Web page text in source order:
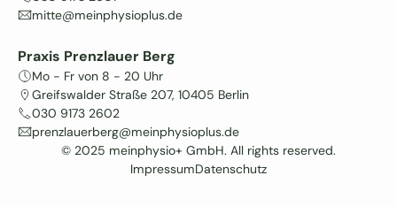
mitte@meinphysioplus.de
Praxis Prenzlauer Berg
Mo - Fr von 8 - 20 Uhr
Greifswalder Straße 207, 10405 Berlin
030 9173 2602
prenzlauerberg@meinphysioplus.de
© 2025 meinphysio+ GmbH. All rights reserved.
ImpressumDatenschutz